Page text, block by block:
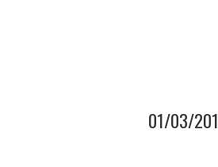
01/03/